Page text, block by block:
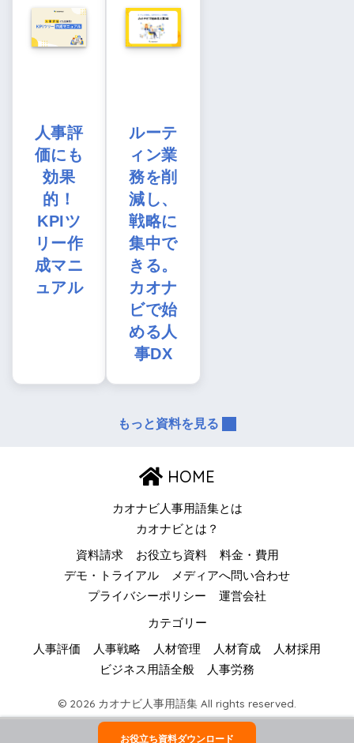
人事評
価にも
効果
的！
KPIツ
リー作
成マニ
ュアル
ルーテ
ィン業
務を削
減し、
戦略に
集中で
きる。
カオナ
ビで始
める人
事DX
もっと資料を見る
HOME
カオナビ人事用語集とは
カオナビとは？
資料請求 お役立ち資料
料金・費用
デモ・トライアル
メディアへ問い合わせ
プライバシーポリシー
運営会社
カテゴリー
人事評価 人事戦略 人材管理 人材育成
人材採用
ビジネス用語全般
人事労務
© 2026 カオナビ人事用語集 All rights reserved.
お役立ち資料ダウンロード